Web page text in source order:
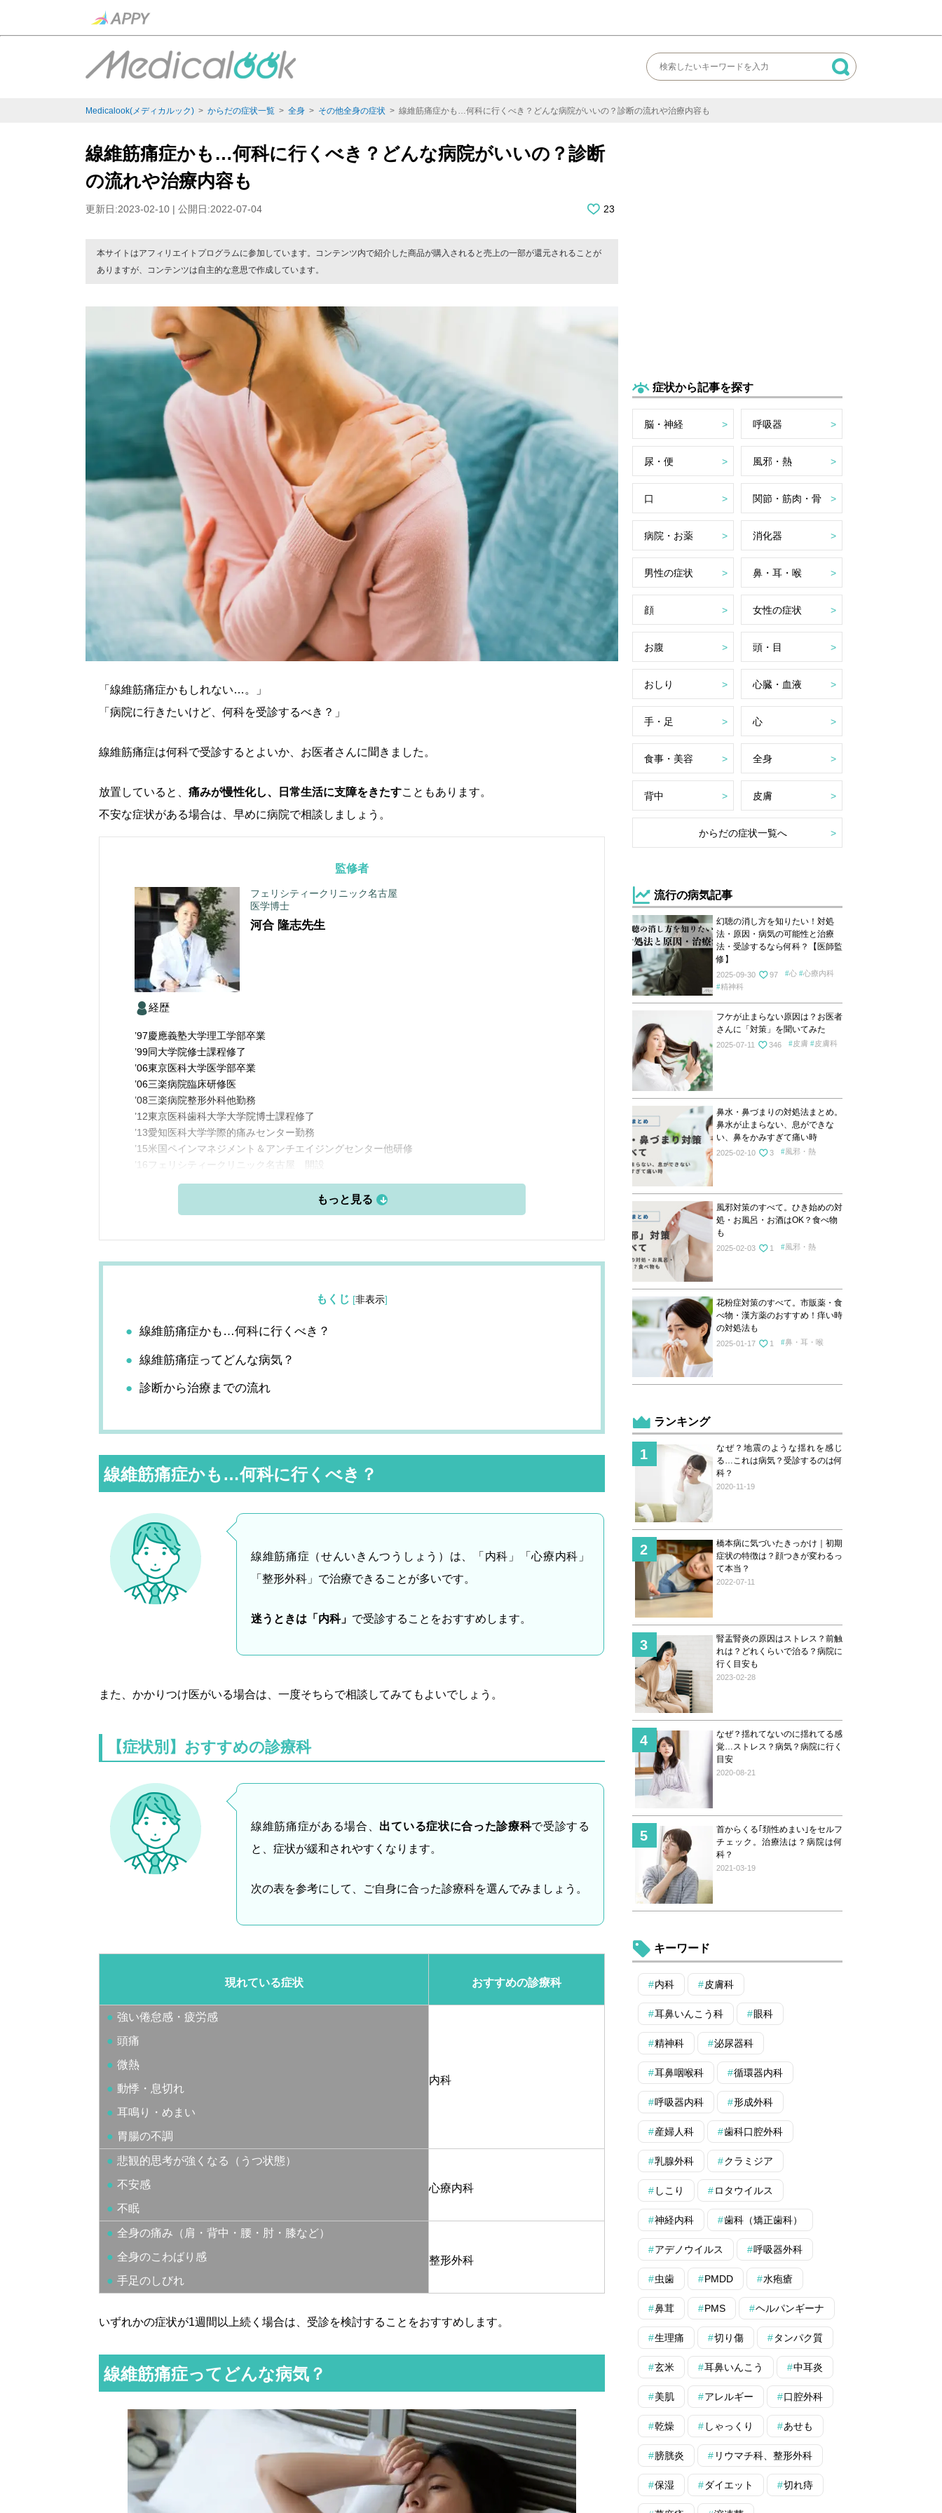
Medicalook(メディカルック) > からだの症状一覧 > 全身 > その他全身の症状 > 線維筋痛症かも…何科に行くべき？どんな病院がいいの？診断の流れや治療内容も
線維筋痛症かも…何科に行くべき？どんな病院がいいの？診断
の流れや治療内容も
更新日:2023-02-10 | 公開日:2022-07-04 23
本サイトはアフィリエイトプログラムに参加しています。コンテンツ内で紹介した商品が購入されると売上の一部が還元されることが
ありますが、コンテンツは自主的な意思で作成しています。
「線維筋痛症かもしれない…。」
「病院に行きたいけど、何科を受診するべき？」
線維筋痛症は何科で受診するとよいか、お医者さんに聞きました。
放置していると、 痛みが慢性化し、日常生活に支障をきたすこともあります。
不安な症状がある場合は、早めに病院で相談しましょう。
監修者
フェリシティークリニック名古屋
医学博士
河合 隆志先生
経歴
’97慶應義塾大学理工学部卒業
’99同大学院修士課程修了
’06東京医科大学医学部卒業
’06三楽病院臨床研修医
’08三楽病院整形外科他勤務
’12東京医科歯科大学大学院博士課程修了
’13愛知医科大学学際的痛みセンター勤務
’15米国ペインマネジメント＆アンチエイジングセンター他研修
’16フェリシティークリニック名古屋 開設
もくじ [非表示]
線維筋痛症かも…何科に行くべき？
線維筋痛症ってどんな病気？
診断から治療までの流れ
線維筋痛症かも…何科に行くべき？
線維筋痛症（せんいきんつうしょう）は、「内科」「心療内科」
「整形外科」で治療できることが多いです。
迷うときは「内科」 で受診することをおすすめします。
また、かかりつけ医がいる場合は、一度そちらで相談してみてもよいでしょう。
【症状別】おすすめの診療科
線維筋痛症がある場合、 出ている症状に合った診療科で受診する
と、症状が緩和されやすくなります。
次の表を参考にして、ご自身に合った診療科を選んでみましょう。
現れている症状 おすすめの診療科
強い倦怠感・疲労感
頭痛
微熱
動悸・息切れ
耳鳴り・めまい
胃腸の不調
内科
悲観的思考が強くなる（うつ状態）
不安感
不眠
心療内科
全身の痛み（肩・背中・腰・肘・膝など）
全身のこわばり感
手足のしびれ
整形外科
いずれかの症状が1週間以上続く場合は、受診を検討することをおすすめします。
線維筋痛症ってどんな病気？
症状から記事を探す
脳・神経 呼吸器
尿・便 風邪・熱
口 関節・筋肉・骨
病院・お薬 消化器
男性の症状 鼻・耳・喉
顔 女性の症状
お腹 頭・目
おしり 心臓・血液
手・足 心
食事・美容 全身
背中 皮膚
からだの症状一覧へ
流行の病気記事
幻聴の消し方を知りたい！対処
法・原因・病気の可能性と治療
法・受診するなら何科？【医師監
修】
2025-09-30 97 心
心療内科
精神科
フケが止まらない原因は？お医者
さんに「対策」を聞いてみた
2025-07-11 346 皮膚 皮膚科
鼻水・鼻づまりの対処法まとめ。
鼻水が止まらない、息ができな
い、鼻をかみすぎて痛い時
2025-02-10 3 風邪・熱
風邪対策のすべて。ひき始めの対
処・お風呂・お酒はOK？食べ物
も
2025-02-03 1 風邪・熱
花粉症対策のすべて。市販薬・食
べ物・漢方薬のおすすめ！痒い時
の対処法も
2025-01-17 1 鼻・耳・喉
ランキング
なぜ？地震のような揺れを感じ
る…これは病気？受診するのは何
科？
2020-11-19
橋本病に気づいたきっかけ｜初期
症状の特徴は？顔つきが変わるっ
て本当？
2022-07-11
腎盂腎炎の原因はストレス？前触
れは？どれくらいで治る？病院に
行く目安も
2023-02-28
なぜ？揺れてないのに揺れてる感
覚…ストレス？病気？病院に行く
目安
2020-08-21
首からくる｢頚性めまい｣をセルフ
チェック。治療法は？病院は何
科？
2021-03-19
キーワード
内科 皮膚科
耳鼻いんこう科 眼科
精神科 泌尿器科
耳鼻咽喉科 循環器内科
呼吸器内科 形成外科
産婦人科 歯科口腔外科
乳腺外科 クラミジア
しこり ロタウイルス
神経内科 歯科（矯正歯科）
アデノウイルス 呼吸器外科
虫歯 PMDD 水疱瘡
鼻茸 PMS ヘルパンギーナ
生理痛 切り傷 タンパク質
玄米 耳鼻いんこう 中耳炎
美肌 アレルギー 口腔外科
乾燥 しゃっくり あせも
膀胱炎 リウマチ科、整形外科
保湿 ダイエット 切れ痔